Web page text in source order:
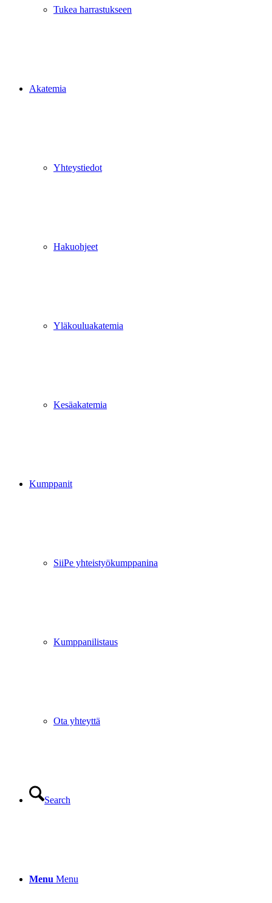
Tukea harrastukseen
Akatemia
Yhteystiedot
Hakuohjeet
Yläkouluakatemia
Kesäakatemia
Kumppanit
SiiPe yhteistyökumppanina
Kumppanilistaus
Ota yhteyttä
Search
Menu Menu